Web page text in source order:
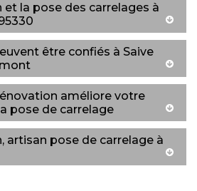
et la pose des carrelages à
être confiés à Saive
améliore votre
pose de carrelage
artisan pose de carrelage à